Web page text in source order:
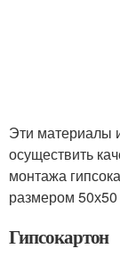
Эти материалы
осуществить
монтажа
размером
Гипсокартон